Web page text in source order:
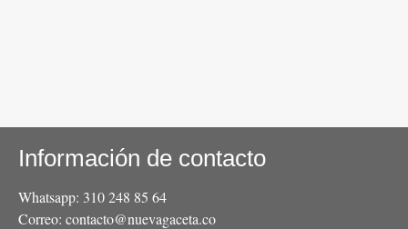
Información de contacto
Whatsapp: 310 248 85 64
Correo: contacto@nuevagaceta.co